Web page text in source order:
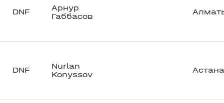
DNF
Арнур
Габбасов
DNF
Nurlan
Konyssov
Астана